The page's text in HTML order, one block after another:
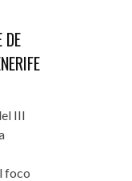
DE
III
foco